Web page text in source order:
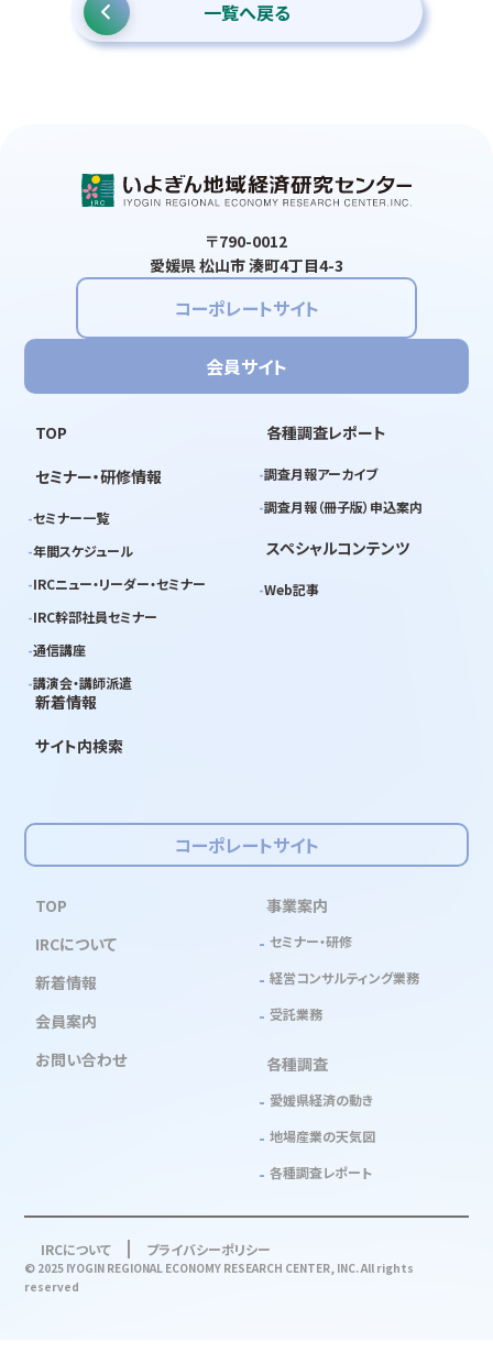
一覧へ戻る
〒790-0012
愛媛県 松山市 湊町4丁目4-3
コーポレートサイト
会員サイト
TOP
セミナー・研修情報
セミナー一覧
年間スケジュール
IRCニュー・リーダー・セミナー
IRC幹部社員セミナー
通信講座
講演会・講師派遣
各種調査レポート
調査月報アーカイブ
調査月報（冊子版）申込案内
スペシャルコンテンツ
Web記事
新着情報
サイト内検索
コーポレートサイト
TOP
IRCについて
新着情報
会員案内
お問い合わせ
事業案内
セミナー・研修
経営コンサルティング業務
受託業務
各種調査
愛媛県経済の動き
地場産業の天気図
各種調査レポート
IRCについて プライバシーポリシー
© 2025 IYOGIN REGIONAL ECONOMY RESEARCH CENTER, INC. All rights
reserved